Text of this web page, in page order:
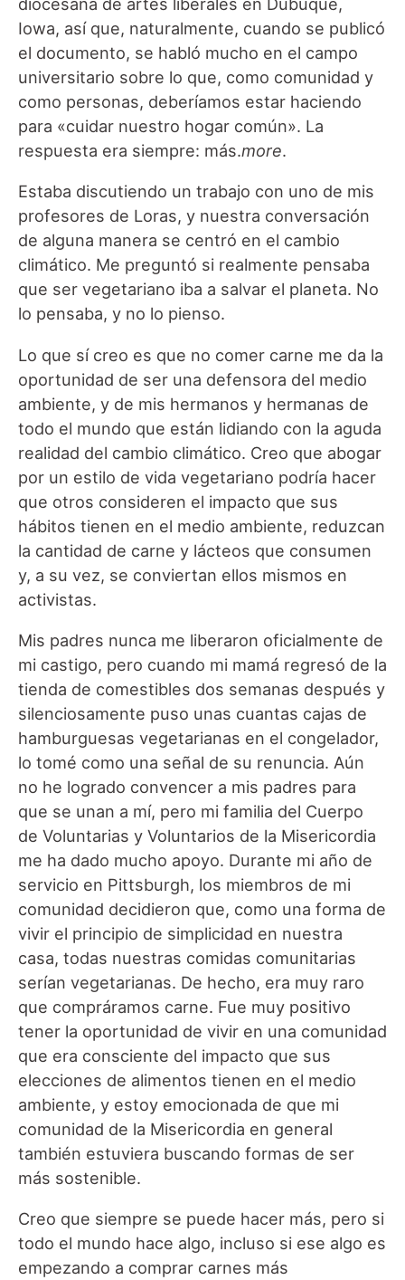
Iowa, así que, naturalmente, cuando se publicó
el documento, se habló mucho en el campo
universitario sobre lo que, como comunidad y
como personas, deberíamos estar haciendo
para «cuidar nuestro hogar común». La
respuesta era siempre: más.more.
Estaba discutiendo un trabajo con uno de mis
profesores de Loras, y nuestra conversación
de alguna manera se centró en el cambio
climático. Me preguntó si realmente pensaba
que ser vegetariano iba a salvar el planeta. No
lo pensaba, y no lo pienso.
Lo que sí creo es que no comer carne me da la
oportunidad de ser una defensora del medio
ambiente, y de mis hermanos y hermanas de
todo el mundo que están lidiando con la aguda
realidad del cambio climático. Creo que abogar
por un estilo de vida vegetariano podría hacer
que otros consideren el impacto que sus
hábitos tienen en el medio ambiente, reduzcan
la cantidad de carne y lácteos que consumen
y, a su vez, se conviertan ellos mismos en
activistas.
Mis padres nunca me liberaron oficialmente de
mi castigo, pero cuando mi mamá regresó de la
tienda de comestibles dos semanas después y
silenciosamente puso unas cuantas cajas de
hamburguesas vegetarianas en el congelador,
lo tomé como una señal de su renuncia. Aún
no he logrado convencer a mis padres para
que se unan a mí, pero mi familia del Cuerpo
de Voluntarias y Voluntarios de la Misericordia
me ha dado mucho apoyo. Durante mi año de
servicio en Pittsburgh, los miembros de mi
comunidad decidieron que, como una forma de
vivir el principio de simplicidad en nuestra
casa, todas nuestras comidas comunitarias
serían vegetarianas. De hecho, era muy raro
que compráramos carne. Fue muy positivo
tener la oportunidad de vivir en una comunidad
que era consciente del impacto que sus
elecciones de alimentos tienen en el medio
ambiente, y estoy emocionada de que mi
comunidad de la Misericordia en general
también estuviera buscando formas de ser
más sostenible.
Creo que siempre se puede hacer más, pero si
todo el mundo hace algo, incluso si ese algo es
empezando a comprar carnes más